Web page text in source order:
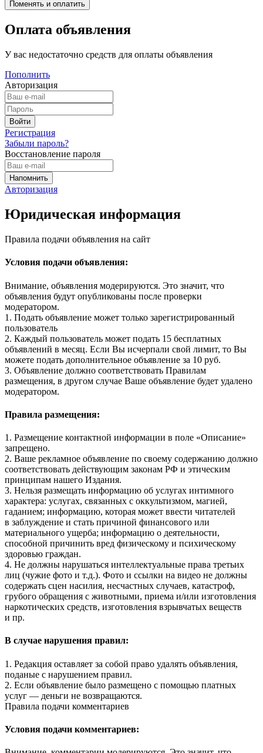
Оплата объявления
У вас недостаточно средств для оплаты объявления
Пополнить
Авторизация
Регистрация
Забыли пароль?
Восстановление пароля
Авторизация
Юридическая информация
Правила подачи объявления на сайт
Условия подачи объявления:
Внимание, объявления модерируются. Это значит, что
объявления будут опубликованы после проверки
модератором.
1. Подать объявление может только зарегистрированный
пользователь
2. Каждый пользователь может подать 15 бесплатных
объявлений в месяц. Если Вы исчерпали свой лимит, то Вы
можете подать дополнительное объявление за 10 руб.
3. Объявление должно соответствовать Правилам
размещения, в другом случае Ваше объявление будет удалено
модератором.
Правила размещения:
1. Размещение контактной информации в поле «Описание»
запрещено.
2. Ваше рекламное объявление по своему содержанию должно
соответствовать действующим законам РФ и этическим
принципам нашего Издания.
3. Нельзя размещать информацию об услугах интимного
характера: услугах, связанных с оккультизмом, магией,
гаданием; информацию, которая может ввести читателей
в заблуждение и стать причиной финансового или
материального ущерба; информацию о деятельности,
способной причинить вред физическому и психическому
здоровью граждан.
4. Не должны нарушаться интеллектуальные права третьих
лиц (чужие фото и т.д.). Фото и ссылки на видео не должны
содержать сцен насилия, несчастных случаев, катастроф,
грубого обращения с животными, приема и/или изготовления
наркотических средств, изготовления взрывчатых веществ
и пр.
В случае нарушения правил:
1. Редакция оставляет за собой право удалять объявления,
поданые с нарушением правил.
2. Если объявление было размещено с помощью платных
услуг — деньги не возвращаются.
Правила подачи комментариев
Условия подачи комментариев: